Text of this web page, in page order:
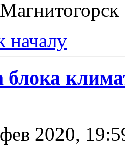
Магнитогорск
началу
блока
2020,